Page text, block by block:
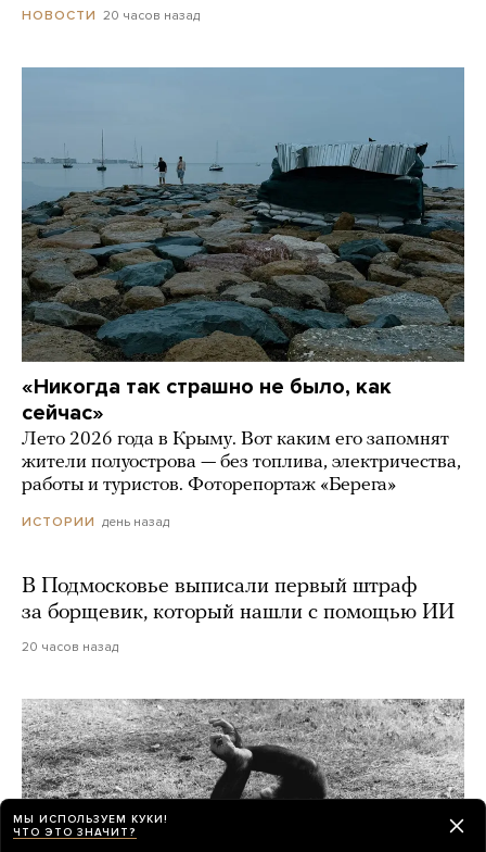
НОВОСТИ 20 часов назад
«Никогда так страшно не было, как
сейчас»
Лето 2026 года в Крыму. Вот каким его запомнят
жители полуострова — без топлива, электричества,
работы и туристов. Фоторепортаж «Берега»
ИСТОРИИ день назад
В Подмосковье выписали первый штраф
за борщевик, который нашли с помощью ИИ
20 часов назад
МЫ ИСПОЛЬЗУЕМ КУКИ!
ЧТО ЭТО ЗНАЧИТ?